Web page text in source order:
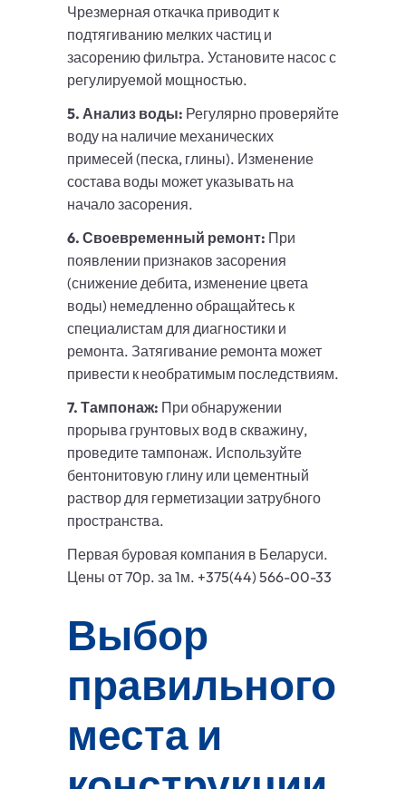
Чрезмерная откачка приводит к
подтягиванию мелких частиц и
засорению фильтра. Установите насос с
регулируемой мощностью.
5. Анализ воды: Регулярно проверяйте
воду на наличие механических
примесей (песка, глины). Изменение
состава воды может указывать на
начало засорения.
6. Своевременный ремонт: При
появлении признаков засорения
(снижение дебита, изменение цвета
воды) немедленно обращайтесь к
специалистам для диагностики и
ремонта. Затягивание ремонта может
привести к необратимым последствиям.
7. Тампонаж: При обнаружении
прорыва грунтовых вод в скважину,
проведите тампонаж. Используйте
бентонитовую глину или цементный
раствор для герметизации затрубного
пространства.
Первая буровая компания в Беларуси.
Цены от 70р. за 1м. +375(44) 566-00-33
Выбор
правильного
места и